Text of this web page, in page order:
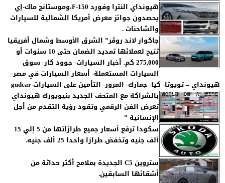
هيونداي النترا وفورد F-150،وموستانج ماك-إي
يحصدون جوائز معرض أمريكا الشمالية للسيارات
والشاحنات .
جاكوار لاند روڤر” الشرق الأوسط وشمال أفريقيا
تتيح لعملائها تمديد الضمان حتى 10 سنوات أو
275,000 كم. أخبار السيارات- جوود كار- سوق
السيارات المستعملة- أسعار السيارات في مصر-
هيونداي – تويوتا- كيا- جمارك- المرور- التأمين على السيارات-gudcar
بالشراكة مع المتحف الجديد بنيويورك هيونداي
تعرض الفن الرقمي وتقود رؤية التقدم من أجل
الإنسانية ”
سكودا ترفع أسعار جميع طرازاتها من 5 إلي 15
ألف جنيه وتخفض طرازا واحدا 25 ألف جنيه.
ستروين C5 الجديدة بملامح أكثر حداثة من
أشقائها السابقين.